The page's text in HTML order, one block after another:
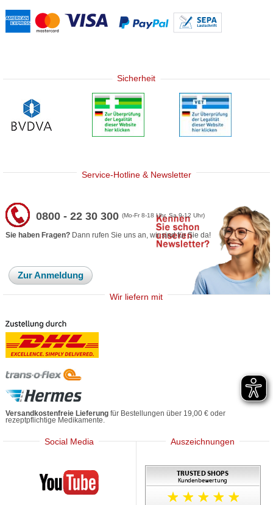
Sicherheit
Service-Hotline & Newsletter
0800 - 22 30 300(Mo-Fr 8-18 Uhr, Sa 9-12 Uhr)
Sie haben Fragen? Dann rufen Sie uns an, wir sind für Sie da!
Zur Anmeldung
Wir liefern mit
Versandkostenfreie Lieferung für Bestellungen über 19,00 € oder
rezeptpflichtige Medikamente.
Social Media
Mediherz
Auszeichnungen